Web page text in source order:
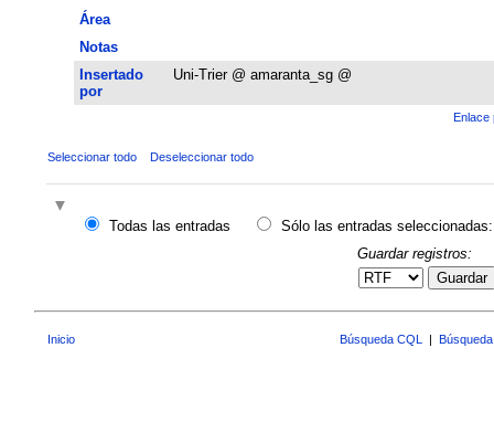
Área
Notas
Insertado
por
Uni-Trier @ amaranta_sg @
Enlace
Seleccionar todo Deseleccionar todo
Todas las entradas
Sólo las entradas seleccionadas:
Guardar registros:
Guardar
Inicio Búsqueda CQL